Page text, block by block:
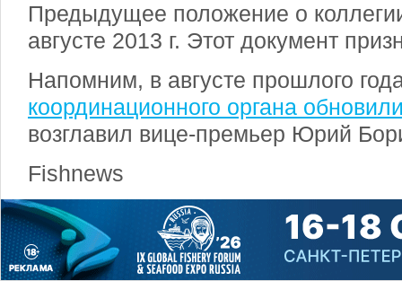
Предыдущее положение о
августе 2013 г. Этот документ
Напомним, в августе прошлого
координационного органа
возглавил вице-премьер Юрий
Fishnews